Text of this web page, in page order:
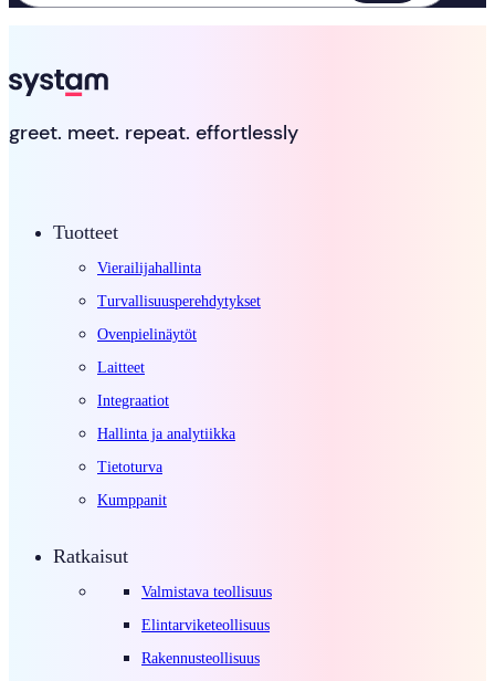
greet. meet. repeat. effortlessly
Tuotteet
Vierailijahallinta
Turvallisuusperehdytykset
Ovenpielinäytöt
Laitteet
Integraatiot
Hallinta ja analytiikka
Tietoturva
Kumppanit
Ratkaisut
Valmistava teollisuus
Elintarviketeollisuus
Rakennusteollisuus